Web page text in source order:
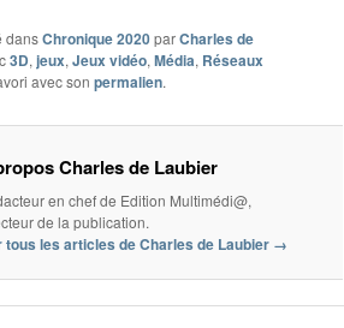
dansChronique 2020parCharles de
3D,jeux,Jeux vidéo,Média, Réseaux
avec sonpermalien.
Charles de Laubier
en chef de Edition Multimédi@,
de la publication.
tous les articles de Charles de Laubier →